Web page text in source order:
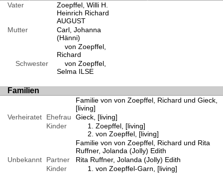
Vater
Zoepffel, Willi H.
Heinrich Richard
AUGUST
Mutter
Carl, Johanna
(Hänni)
von Zoepffel,
Richard
Schwester
von Zoepffel,
Selma ILSE
Familien
Familie von von Zoepffel, Richard und Gieck,
[living]
Verheiratet
Ehefrau
Gieck, [living]
Kinder
Zoepffel, [living]
von Zoepffel, [living]
Familie von von Zoepffel, Richard und Rita
Ruffner, Jolanda (Jolly) Edith
Unbekannt
Partner
Rita Ruffner, Jolanda (Jolly) Edith
Kinder
von Zoepffel-Garn, [living]